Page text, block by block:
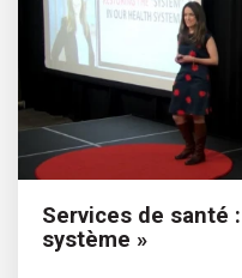
Services de santé
système »